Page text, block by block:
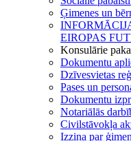
Ģimenes un
EIROPAS
Konsulārie
Dokumentu
Dzīvesvietas
Pases un
Dokumentu
Notariālās
Civilstāvokļa
Izziņa par